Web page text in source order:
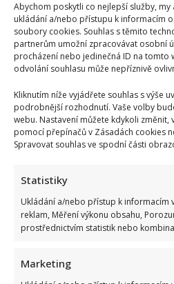
Abychom poskytli co nejlepší služby,
ukládání a/nebo přístupu k informacím
soubory cookies. Souhlas s těmito
partnerům umožní zpracovávat osobní
procházení nebo jedinečná ID na tomto
odvolání souhlasu může nepříznivě
Kliknutím níže vyjádřete souhlas s výše
podrobnější rozhodnutí. Vaše volby
webu. Nastavení můžete kdykoli změnit,
pomocí přepínačů v Zásadách cookies
Spravovat souhlas ve spodní části
Statistiky
Ukládání a/nebo přístup k informacím
reklam, Měření výkonu obsahu,
prostřednictvím statistik nebo
Marketing